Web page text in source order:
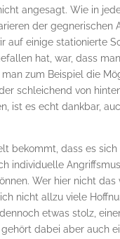
angesagt. Wie in
der
auf einige stationierte
hat, war, dass
zum Beispiel die
schleichend von
ist es echt dankbar,
bekommt, dass es
individuelle
Wer hier nicht
nicht allzu viele
etwas stolz,
dabei aber auch